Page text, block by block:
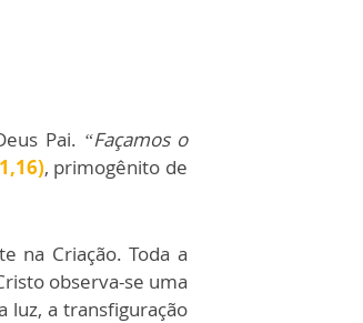
Pai. “Façamos o
, primogênito de
na Criação. Toda a
observa-se uma
luz, a transfiguração